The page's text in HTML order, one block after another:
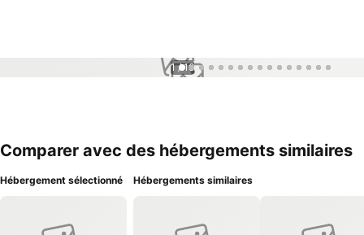
1 / 16
Comparer avec des hébergements similaires
Hébergement sélectionné Hébergements similaires